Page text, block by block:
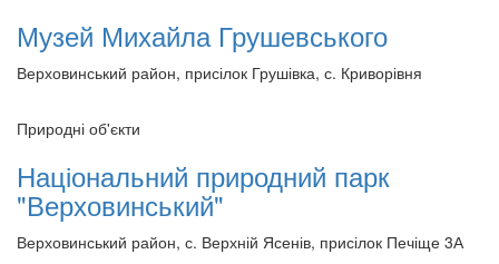
Музей Михайла Грушевського
Верховинський район, присілок Грушівка, с. Криворівня
Природні об'єкти
Національний природний парк
"Верховинський"
Верховинський район, с. Верхній Ясенів, присілок Печіще 3А